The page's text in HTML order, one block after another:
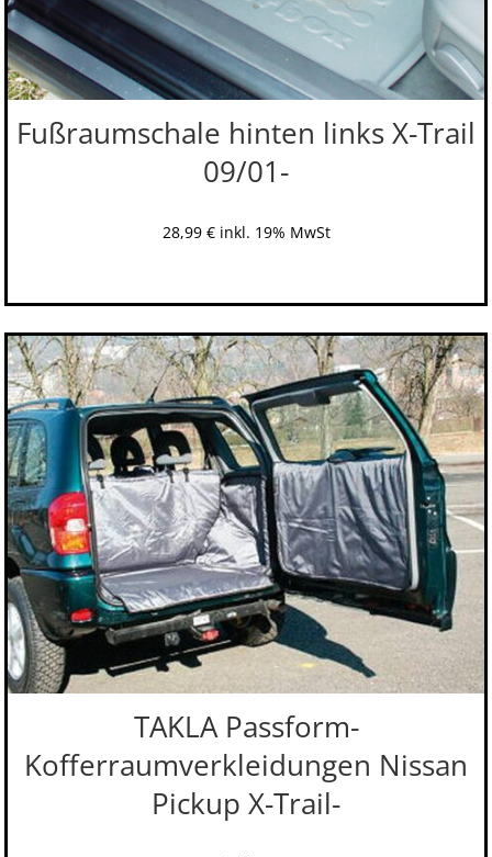
Fußraumschale hinten links X-Trail
09/01-
28,99 € inkl. 19% MwSt
TAKLA Passform-
Kofferraumverkleidungen Nissan
Pickup X-Trail-